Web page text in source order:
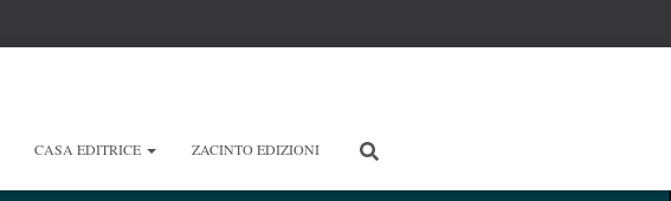
CASA EDITRICE ZACINTO EDIZIONI